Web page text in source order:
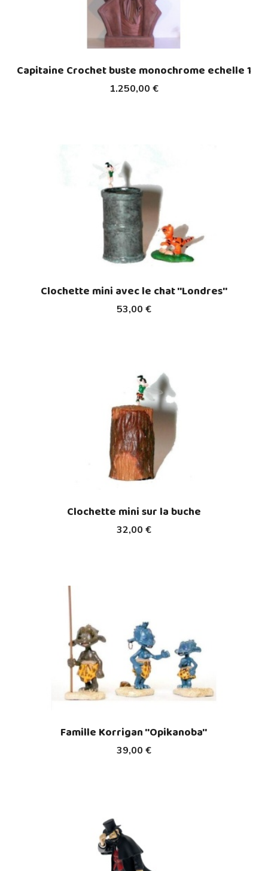
1.250,00 €
Capitaine Crochet buste monochrome echelle 1
53,00 €
Clochette mini avec le chat ''Londres''
32,00 €
Clochette mini sur la buche
39,00 €
Famille Korrigan ''Opikanoba''